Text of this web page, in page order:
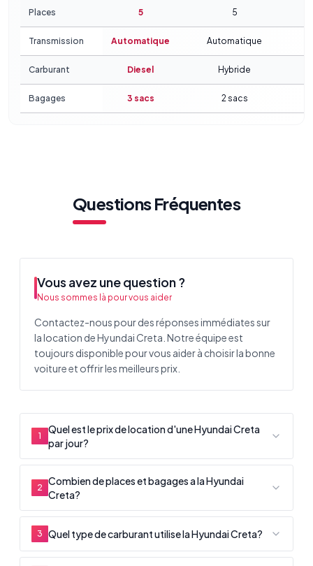
Places 5 5
Transmission Automatique Automatique
Carburant Diesel Hybride
Bagages 3 sacs 2sacs
Questions Fréquentes
Vous avez une question ?
Nous sommes là pour vous aider
Contactez-nous pour des réponses immédiates sur
la location de Hyundai Creta. Notre équipe est
toujours disponible pour vous aider à choisir la bonne
voiture et offrir les meilleurs prix.
1
Quel est le prix de location d'une Hyundai Creta
par jour?
2
Combien de places et bagages a la Hyundai
Creta?
3 Quel type de carburant utilise la Hyundai Creta?